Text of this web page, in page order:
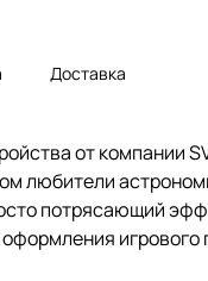
Доставка
от
любители
потрясающий